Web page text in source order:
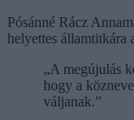
Pósánné Rácz
helyettes államtitkára
„A megújulás
hogy a
váljanak.”